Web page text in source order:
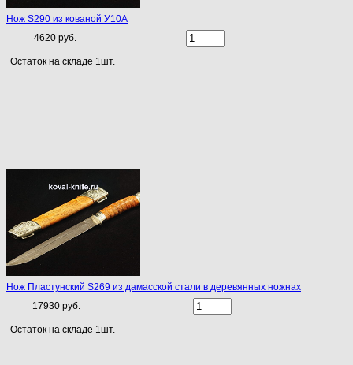
Нож S290 из кованой У10А
4620 руб.
Остаток на складе 1шт.
Нож Пластунский S269 из дамасской стали в деревянных ножнах
17930 руб.
Остаток на складе 1шт.